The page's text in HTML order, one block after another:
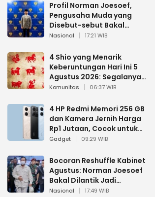
Profil Norman Joesoef,
Pengusaha Muda yang
Disebut-sebut Bakal
Dilantik Jadi Wamenhan RI
Nasional 17:21 WIB
4 Shio yang Menarik
Keberuntungan Hari Ini 5
Agustus 2026: Segalanya
Berjalan Lancar
Komunitas 06:37 WIB
4 HP Redmi Memori 256 GB
dan Kamera Jernih Harga
Rp1 Jutaan, Cocok untuk
Multitasking
Gadget 09:29 WIB
Bocoran Reshuffle Kabinet
Agustus: Norman Joesoef
Bakal Dilantik Jadi
Wamenhan RI
Nasional 17:49 WIB